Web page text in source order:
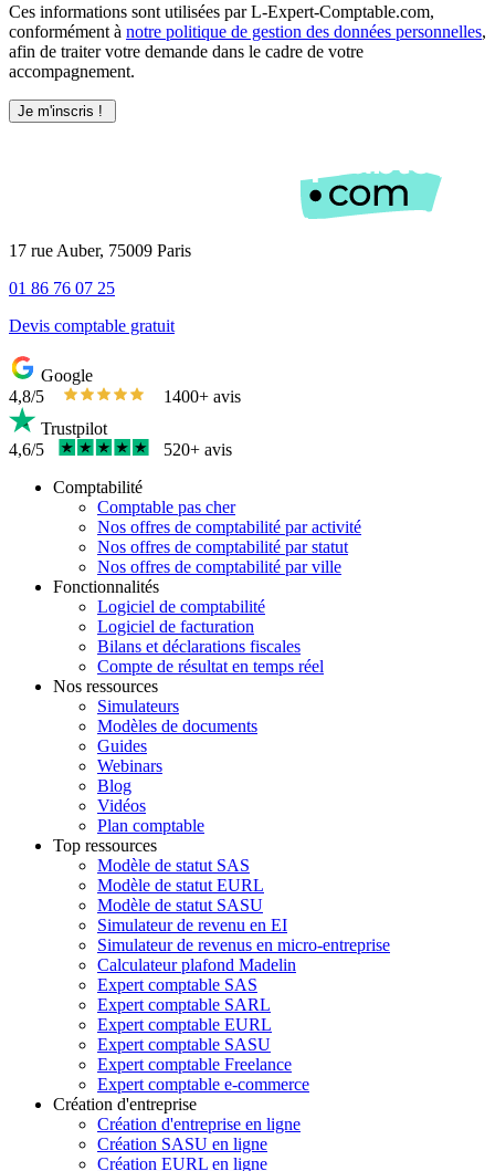
Ces informations sont utilisées par L-Expert-Comptable.com,
conformément à notre politique de gestion des données personnelles,
afin de traiter votre demande dans le cadre de votre
accompagnement.
17 rue Auber, 75009 Paris
01 86 76 07 25
Devis comptable gratuit
Google
4,8/5
1400+ avis
Trustpilot
4,6/5
520+ avis
Comptabilité
Comptable pas cher
Nos offres de comptabilité par activité
Nos offres de comptabilité par statut
Nos offres de comptabilité par ville
Fonctionnalités
Logiciel de comptabilité
Logiciel de facturation
Bilans et déclarations fiscales
Compte de résultat en temps réel
Nos ressources
Simulateurs
Modèles de documents
Guides
Webinars
Blog
Vidéos
Plan comptable
Top ressources
Modèle de statut SAS
Modèle de statut EURL
Modèle de statut SASU
Simulateur de revenu en EI
Simulateur de revenus en micro-entreprise
Calculateur plafond Madelin
Expert comptable SAS
Expert comptable SARL
Expert comptable EURL
Expert comptable SASU
Expert comptable Freelance
Expert comptable e-commerce
Création d'entreprise
Création d'entreprise en ligne
Création SASU en ligne
Création EURL en ligne